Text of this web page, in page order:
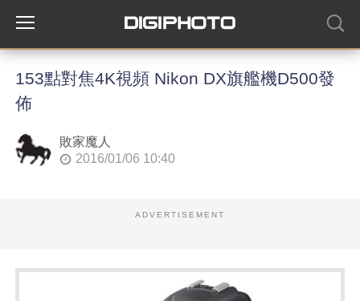
153點對焦4K視頻 Nikon DX旗艦機D500發
佈
敗家魔人
2016/01/06 10:40
ADVERTISEMENT